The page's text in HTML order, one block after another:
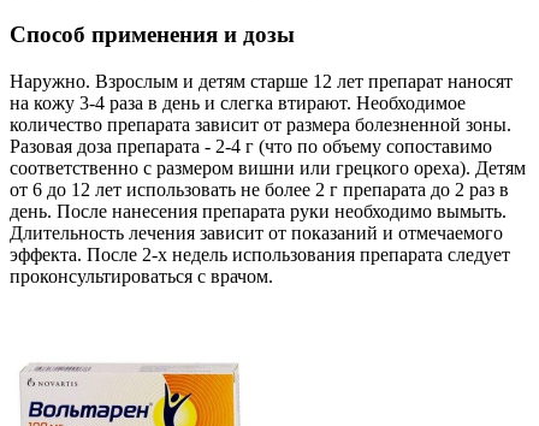
Способ применения и дозы
Наружно. Взрослым и детям старше 12 лет препарат наносят
на кожу 3-4 раза в день и слегка втирают. Необходимое
количество препарата зависит от размера болезненной зоны.
Разовая доза препарата - 2-4 г (что по объему сопоставимо
соответственно с размером вишни или грецкого ореха). Детям
от 6 до 12 лет использовать не более 2 г препарата до 2 раз в
день. После нанесения препарата руки необходимо вымыть.
Длительность лечения зависит от показаний и отмечаемого
эффекта. После 2-х недель использования препарата следует
проконсультироваться с врачом.